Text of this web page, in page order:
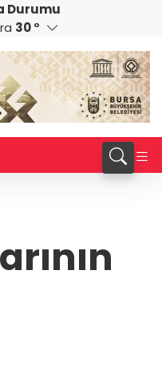
CHF
58,6719
Durumu
30 °